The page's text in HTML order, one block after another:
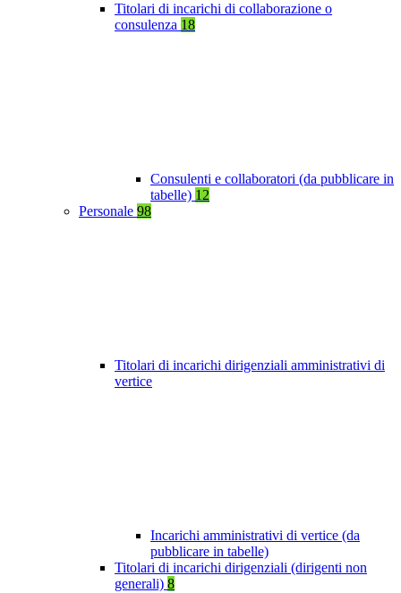
Titolari di incarichi di collaborazione o
consulenza 18
Consulenti e collaboratori (da pubblicare in
tabelle) 12
Personale 98
Titolari di incarichi dirigenziali amministrativi di
vertice
Incarichi amministrativi di vertice (da
pubblicare in tabelle)
Titolari di incarichi dirigenziali (dirigenti non
generali) 8